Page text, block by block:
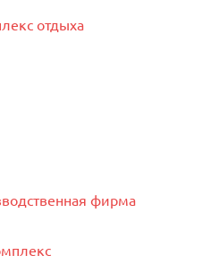
отдыха
фирма